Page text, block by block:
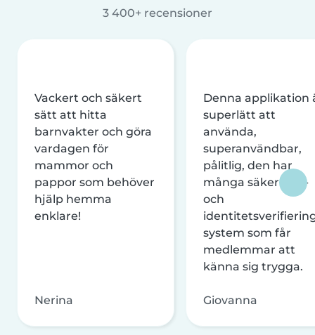
3 400+ recensioner
Vackert och säkert
sätt att hitta
barnvakter och göra
vardagen för
mammor och
pappor som behöver
hjälp hemma
enklare!
Nerina
Denna applikation
superlätt att
använda,
superanvändbar,
pålitlig, den har
många säkerhets-
och
system som får
medlemmar att
känna sig trygga.
Giovanna